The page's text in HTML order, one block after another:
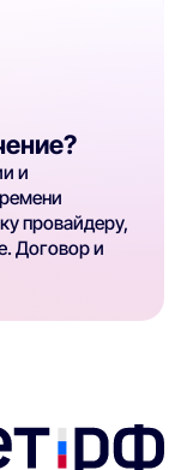
и
провайдеру,
Договор и